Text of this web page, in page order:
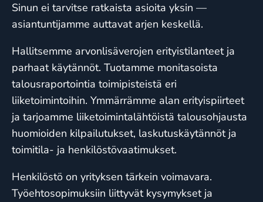
Sinun ei tarvitse ratkaista asioita yksin —
asiantuntijamme auttavat arjen keskellä.
Hallitsemme arvonlisäverojen erityistilanteet ja
parhaat käytännöt. Tuotamme monitasoista
talousraportointia toimipisteistä eri
liiketoimintoihin. Ymmärrämme alan erityispiirteet
ja tarjoamme liiketoimintalähtöistä talousohjausta
huomioiden kilpailutukset, laskutuskäytännöt ja
toimitila- ja henkilöstövaatimukset.
Henkilöstö on yrityksen tärkein voimavara.
Työehtosopimuksiin liittyvät kysymykset ja